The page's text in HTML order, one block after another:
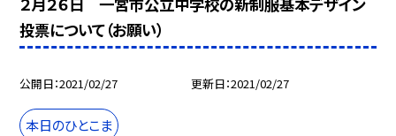
投票について（お願い）
公開日 2021/02/27 更新日 2021/02/27
本日のひとこま